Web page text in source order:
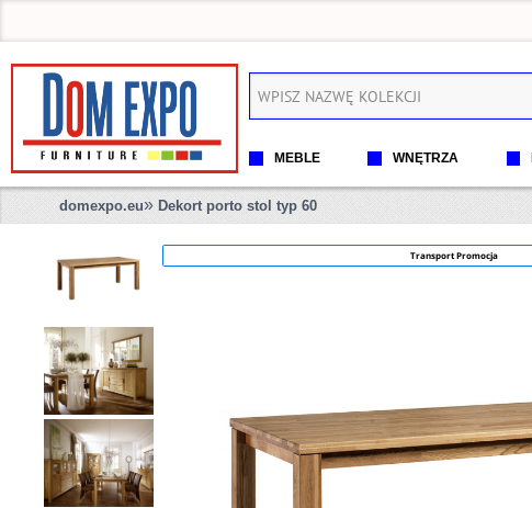
MEBLE WNĘTRZA
domexpo.eu» Dekort porto stol typ 60
Transport Promocja